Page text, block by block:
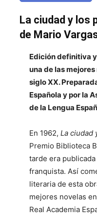
La ciudad y los
de Mario
Edición definitiva
una de las
siglo XX.
Española y por la
de la Lengua
En 1962, La ciudad
Premio Biblioteca
tarde era
franquista. Así
literaria de esta
mejores novelas
Real Academia